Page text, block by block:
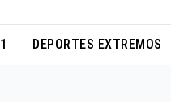
DEPORTES EXTREMOS